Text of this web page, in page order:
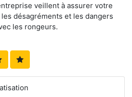
veillent à assurer votre
désagréments et les dangers
les rongeurs.